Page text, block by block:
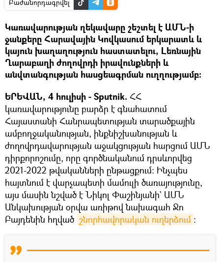
Բաժանորդագրվել
Կառավարության ղեկավարը շեշտել է ԱՄՆ-ի
ջանքերը Հարավային Կովկասում երկարատև և
կայուն խաղաղություն հաստատելու, Լեռնային
Ղարաբաղի ժողովրդի իրավունքների և
անվտանգության հասցեագրման ուղղությամբ։
ԵՐԵՎԱՆ, 4 հուլիսի - Sputnik. ՀՀ
կառավարությունը բարձր է գնահատում
Հայաստանի Հանրապետության տարածքային
ամբողջականության, ինքնիշխանության և
ժողովրդավարության աջակցության հարցում ԱՄՆ
դիրքորոշումը, որը գործնականում դրսևորվեց
2021-2022 թվականների ընթացքում: Ինչպես
հայտնում է վարչապետի մամուլի ծառայությունը,
այս մասին նշված է Նիկոլ Փաշինյանի` ԱՄՆ
Անկախության օրվա առիթով նախագահ Ջո
Բայդենին հղված շնորհավորական ուղերձում ։